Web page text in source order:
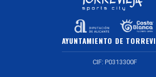
AYUNTAMIENTO DE
CIF: P0313300F